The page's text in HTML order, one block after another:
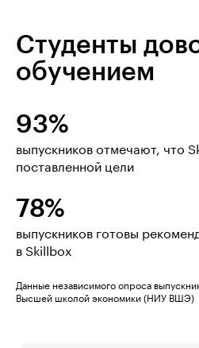
Студенты
обучением
93%
выпускников отмечают, что
поставленной цели
78%
выпускников готовы
в Skillbox
Данные независимого опроса
Высшей школой экономики (НИУ ВШЭ)